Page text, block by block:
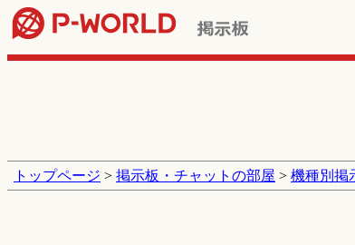
トップページ > 掲示板・チャットの部屋 > 機種別掲